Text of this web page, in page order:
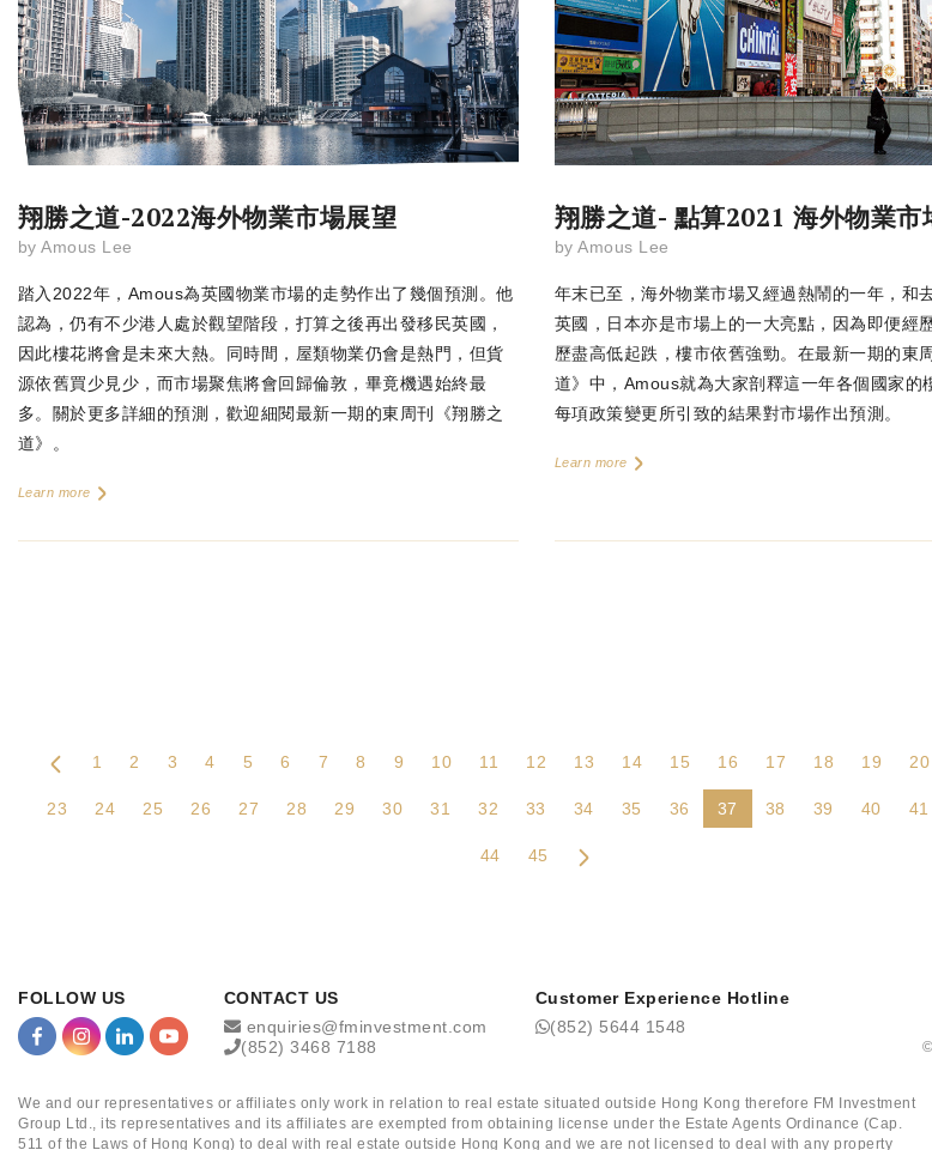
翔勝之道-2022海外物業市場展望
by Amous Lee
踏入2022年，Amous為英國物業市場的走勢作出了幾個預測。他
認為，仍有不少港人處於觀望階段，打算之後再出發移民英國，
因此樓花將會是未來大熱。同時間，屋類物業仍會是熱門，但貨
源依舊買少見少，而市場聚焦將會回歸倫敦，畢竟機遇始終最
多。關於更多詳細的預測，歡迎細閱最新一期的東周刊《翔勝之
道》。
Learn more
翔勝之道- 點算2021 海外物業市
by Amous Lee
年末已至，海外物業市場又經過熱鬧的一年，和
英國，日本亦是市場上的一大亮點，因為即便經
歷盡高低起跌，樓市依舊強勁。在最新一期的東
道》中，Amous就為大家剖釋這一年各個國家的
每項政策變更所引致的結果對市場作出預測。
Learn more
1 2 3 4 5 6 7 8 9 10 11 12 13 14 15 16 17 18 19 20
23 24 25 26 27 28 29 30 31 32 33 34 35 36 37 38 39 40 41
44 45
FOLLOW US
CONTACT US
enquiries@fminvestment.com
(852) 3468 7188
Customer Experience Hotline
(852) 5644 1548
©
We and our representatives or affiliates only work in relation to real estate situated outside Hong Kong therefore FM Investment
Group Ltd., its representatives and its affiliates are exempted from obtaining license under the Estate Agents Ordinance (Cap.
511 of the Laws of Hong Kong) to deal with real estate outside Hong Kong and we are not licensed to deal with any property